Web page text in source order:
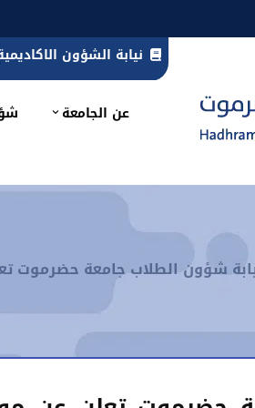
نيابة الشؤون
عن الجامعة
شؤون الطلاب جامعة حضرموت تعلن